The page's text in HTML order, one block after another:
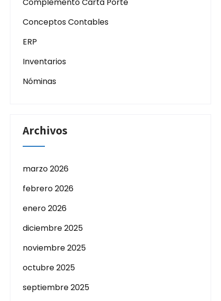
Conceptos Contables
ERP
Inventarios
Nóminas
Archivos
marzo 2026
febrero 2026
enero 2026
diciembre 2025
noviembre 2025
octubre 2025
septiembre 2025